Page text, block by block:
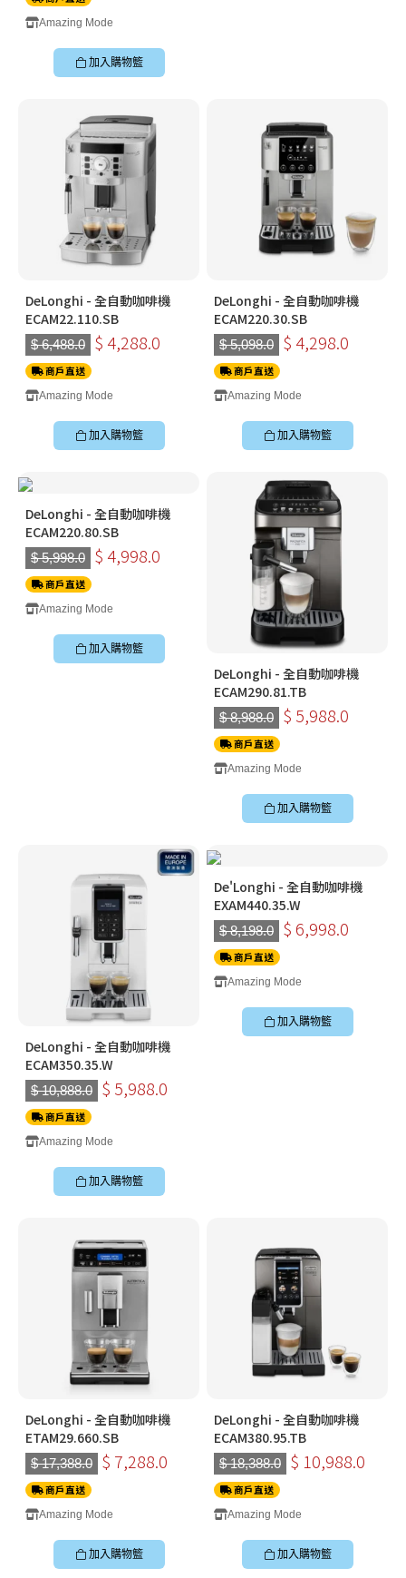
Amazing Mode
加入購物籃
DeLonghi - 全自動咖啡機
ECAM22.110.SB
$ 6,488.0 $ 4,288.0
商戶直送
Amazing Mode
加入購物籃
DeLonghi - 全自動咖啡機
ECAM220.30.SB
$ 5,098.0 $ 4,298.0
商戶直送
Amazing Mode
加入購物籃
DeLonghi - 全自動咖啡機
ECAM220.80.SB
$ 5,998.0 $ 4,998.0
商戶直送
Amazing Mode
加入購物籃
DeLonghi - 全自動咖啡機
ECAM290.81.TB
$ 8,988.0 $ 5,988.0
商戶直送
Amazing Mode
加入購物籃
DeLonghi - 全自動咖啡機
ECAM350.35.W
$ 10,888.0 $ 5,988.0
商戶直送
Amazing Mode
加入購物籃
De'Longhi - 全自動咖啡機
EXAM440.35.W
$ 8,198.0 $ 6,998.0
商戶直送
Amazing Mode
加入購物籃
DeLonghi - 全自動咖啡機
ETAM29.660.SB
$ 17,388.0 $ 7,288.0
商戶直送
Amazing Mode
加入購物籃
DeLonghi - 全自動咖啡機
ECAM380.95.TB
$ 18,388.0 $ 10,988.0
商戶直送
Amazing Mode
加入購物籃